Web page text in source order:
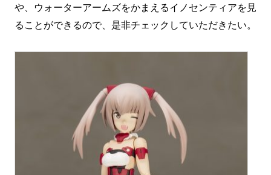
や、ウォーターアームズをかまえるイノセンティアを見
ることができるので、是非チェックしていただきたい。